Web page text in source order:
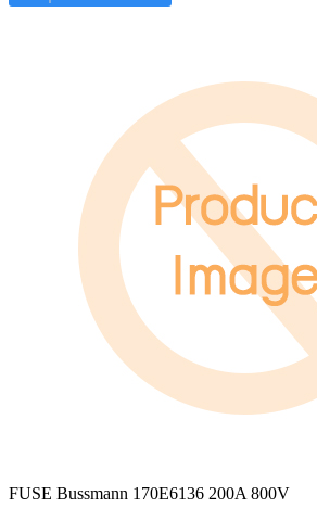
FUSE Bussmann 170E6136 200A 800V